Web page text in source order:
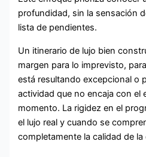
profundidad, sin la sensación
lista de pendientes.
Un itinerario de lujo bien
margen para lo imprevisto,
está resultando excepcional o
actividad que no encaja con el
momento. La rigidez en el
el lujo real y cuando se
completamente la calidad de la